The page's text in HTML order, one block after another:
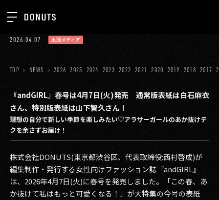
ジョブカン
ゲーム
ミクチャ
出版メディア
美少女図鑑
イベント
TOP
ABOUT
SERVICES
GROUP
RECRUIT
CONTACT
2026.04.07 出版メディア
TOP NEWS 2026 2025 2024 2023 2022 2021 2020 2019 2018 2017
『andGIRL』春号は4月7日(火)発売 通常版表紙は白石麻衣
さん、特別版表紙は山下智久さん！
理想の自分で新しい季節を楽しみたい♡アラサーガールのあか抜けテ
クを余さずお届け！
株式会社DONUTS(東京都渋谷区、代表取締役:西村啓成)が
編集制作・発行する女性向けファッション誌『andGIRL』
は、2026年4月7日(火)に春号を発売しました。「この春、あ
か抜けて私はもっと可愛くなる！」が大特集の今号の表紙